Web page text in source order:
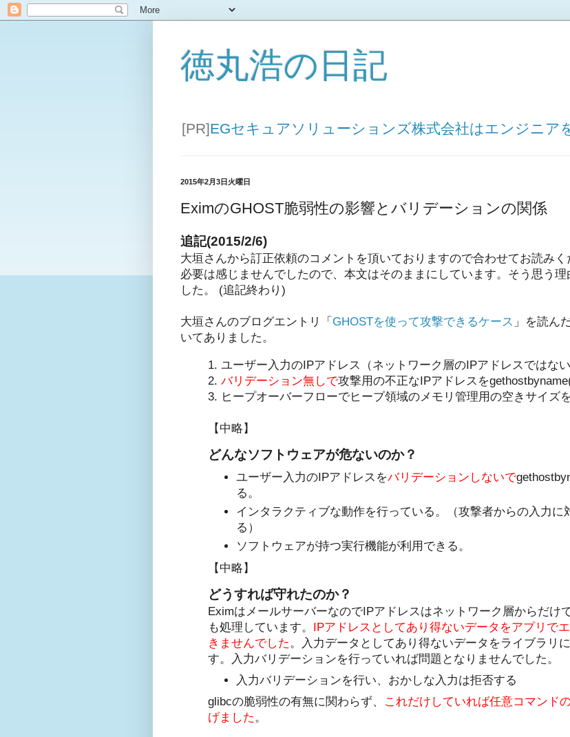
徳丸浩の日記
[PR]EGセキュアソリューションズ株式会社はエンジニア
2015年2月3日火曜日
EximのGHOST脆弱性の影響とバリデーションの関係
追記(2015/2/6)
大垣さんから訂正依頼のコメントを頂いておりますので合わせてお読み
必要は感じませんでしたので、本文はそのままにしています。そう思う
した。 (追記終わり)
大垣さんのブログエントリ「 GHOSTを使って攻撃できるケース 」を読ん
いてありました。
1. ユーザー入力のIPアドレス（ネットワーク層のIPアドレスではな
2. バリデーション無しで攻撃用の不正なIPアドレスを
3. ヒープオーバーフローでヒープ領域のメモリ管理用の空きサイズを
【中略】
どんなソフトウェアが危ないのか？
ユーザー入力のIPアドレスをバリデーションしないで
る。
インタラクティブな動作を行っている。（攻撃者からの入力に
る）
ソフトウェアが持つ実行機能が利用できる。
【中略】
どうすれば守れたのか？
EximはメールサーバーなのでIPアドレスはネットワーク層からだけ
も処理しています。 IPアドレスとしてあり得ないデータをアプリで
きませんでした 。入力データとしてあり得ないデータをライブラリ
す。入力バリデーションを行っていれば問題となりませんでした。
入力バリデーションを行い、おかしな入力は拒否する
glibcの脆弱性の有無に関わらず、
これだけしていれば任意コマンド
げました 。